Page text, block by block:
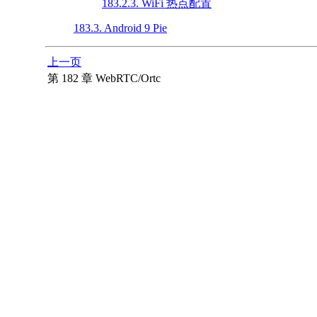
183.2.3. WiFi 热点配置
183.3. Android 9 Pie
上一页
第 182 章 WebRTC/Ortc